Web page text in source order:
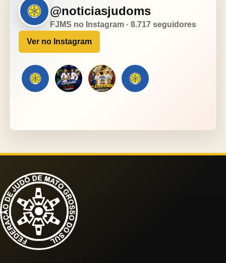
@noticiasjudoms
FJMS no Instagram · 8.717 seguidores
Ver no Instagram